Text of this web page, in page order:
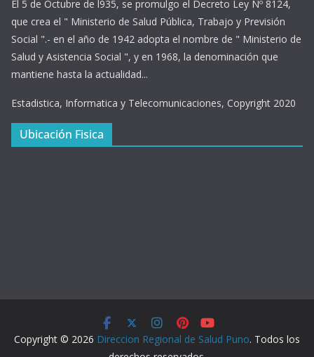
El 5 de Octubre de l935, se promulgo el Decreto Ley Nº 8124,
que crea el " Ministerio de Salud Pública, Trabajo y Previsión
Social ".- en el año de 1942 adopta el nombre de " Ministerio de
Salud y Asistencia Social ", y en 1968, la denominación que
mantiene hasta la actualidad...
Estadistica, Informatica y Telecomunicaciones, Copyright 2020
Ubicación Fisica
Copyright © 2026 Direccion Regional de Salud Puno. Todos los